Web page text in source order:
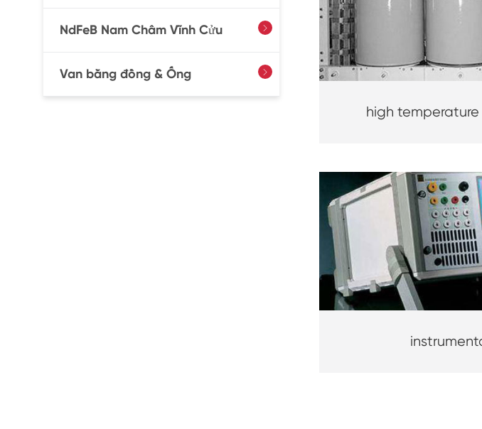
NdFeB Nam Châm Vĩnh Cửu 
Van bằng đồng & Ống 
high